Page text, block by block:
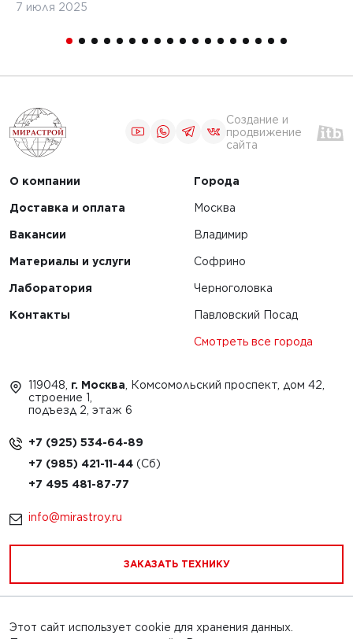
7 июля 2025
Создание и
продвижение
сайта
О компании
Доставка и оплата
Вакансии
Материалы и услуги
Лаборатория
Контакты
Города
Москва
Владимир
Софрино
Черноголовка
Павловский Посад
Смотреть все города
119048, г. Москва, Комсомольский проспект, дом 42,
строение 1,
подъезд 2, этаж 6
+7 (925) 534-64-89
+7 (985) 421-11-44
+7 495 481-87-77
info@mirastroy.ru
ЗАКАЗАТЬ ТЕХНИКУ
Обращаем Ваше внимание на то, что данный интернет-
Этот сайт использует cookie для хранения данных.